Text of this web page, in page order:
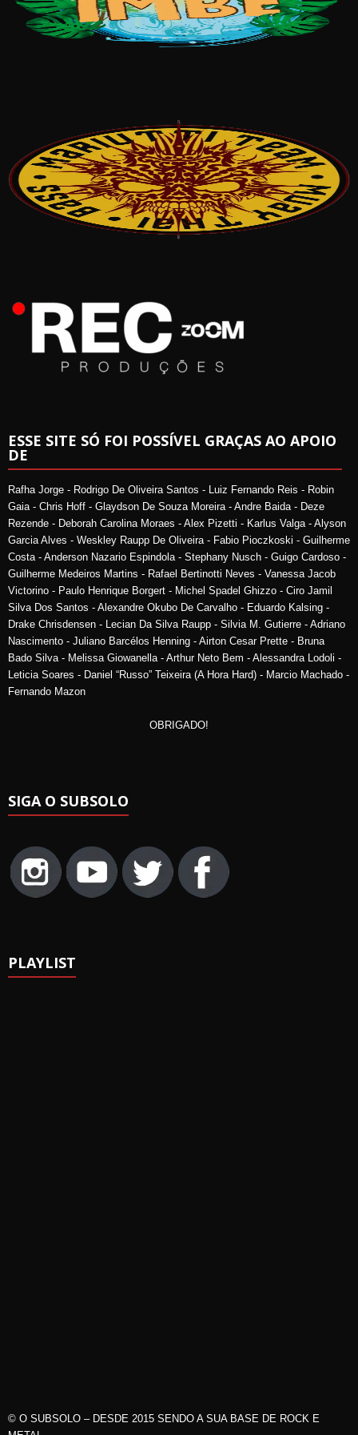
ESSE SITE SÓ FOI POSSÍVEL GRAÇAS AO APOIO
DE
Rafha Jorge - Rodrigo De Oliveira Santos - Luiz Fernando Reis - Robin
Gaia - Chris Hoff - Glaydson De Souza Moreira - Andre Baida - Deze
Rezende - Deborah Carolina Moraes - Alex Pizetti - Karlus Valga - Alyson
Garcia Alves - Weskley Raupp De Oliveira - Fabio Pioczkoski - Guilherme
Costa - Anderson Nazario Espindola - Stephany Nusch - Guigo Cardoso -
Guilherme Medeiros Martins - Rafael Bertinotti Neves - Vanessa Jacob
Victorino - Paulo Henrique Borgert - Michel Spadel Ghizzo - Ciro Jamil
Silva Dos Santos - Alexandre Okubo De Carvalho - Eduardo Kalsing -
Drake Chrisdensen - Lecian Da Silva Raupp - Silvia M. Gutierre - Adriano
Nascimento - Juliano Barcélos Henning - Airton Cesar Prette - Bruna
Bado Silva - Melissa Giowanella - Arthur Neto Bem - Alessandra Lodoli -
Leticia Soares - Daniel “Russo” Teixeira (A Hora Hard) - Marcio Machado -
Fernando Mazon
OBRIGADO!
SIGA O SUBSOLO
PLAYLIST
© O SUBSOLO – DESDE 2015 SENDO A SUA BASE DE ROCK E